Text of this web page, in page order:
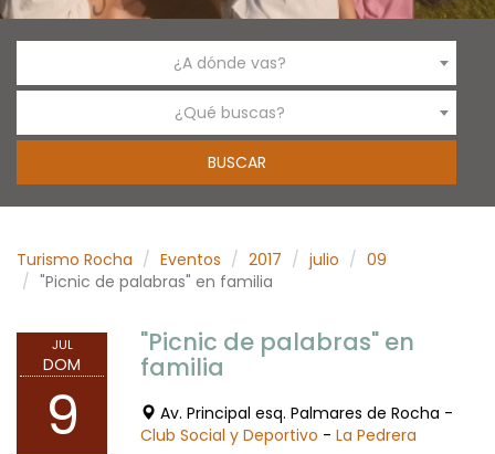
¿A dónde vas?
¿Qué buscas?
Turismo Rocha Eventos 2017 julio
09
"Picnic de palabras" en familia
JUL
DOM
9
"Picnic de palabras" en
familia
Av. Principal esq. Palmares de Rocha -
Club Social y Deportivo - La Pedrera